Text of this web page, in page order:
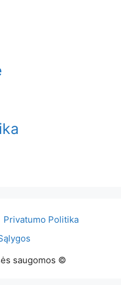
Privatumo Politika
saugomos ©